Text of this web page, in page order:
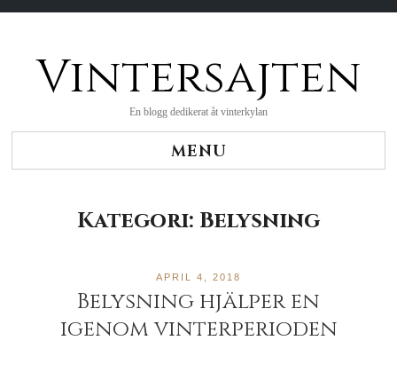
Vintersajten
En blogg dedikerat åt vinterkylan
MENU
Kategori: Belysning
APRIL 4, 2018
Belysning hjälper en
igenom vinterperioden